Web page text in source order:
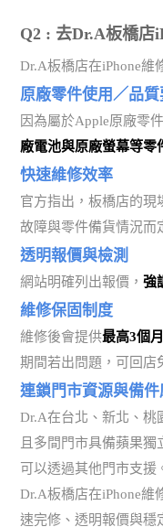
Q2 : 去Dr.A板橋店
Dr.A板橋店在iPhone維
原廠零件使用／品質
因為屬於Apple原廠零
廠電池與原廠螢幕等零
快速維修效率
官方指出，板橋店的現
故障與零件備貨情況而
透明報價與檢測
網站明確列出報價，強
維修保固制度
維修後會提供最高3個
期間若出問題，可回店
連鎖門市資源與備
Dr.A在台北、新北、桃
且多間門市具備蘋果獨
可以透過其他門市支援
Dr.A板橋店在iPhone維
速完修、透明報價與穩